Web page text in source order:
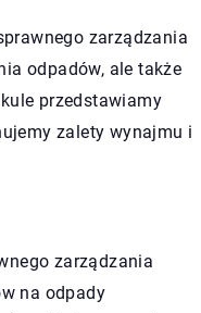
zarządzania
odpadów, ale także
przedstawiamy
zalety wynajmu i
zarządzania
na odpady